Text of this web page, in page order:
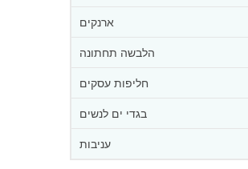
ארנקים
הלבשה תחתונה
חליפות עסקים
בגדי ים לנשים
עניבות